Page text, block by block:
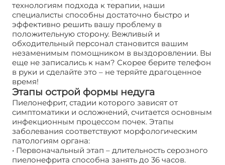
технологиям подхода к терапии, наши
специалисты способны достаточно быстро и
эффективно решить вашу проблему в
положительную сторону. Вежливый и
обходительный персонал становится вашим
незаменимым помощником в выздоровлении. Вы
еще не записались к нам? Скорее берите телефон
в руки и сделайте это – не теряйте драгоценное
время!
Этапы острой формы недуга
Пиелонефрит, стадии которого зависят от
симптоматики и осложнений, считается основным
инфекционным процессом почек. Этапы
заболевания соответствуют морфологическим
патологиям органа:
• Первоначальный этап – длительность серозного
пиелонефрита способна занять до 36 часов.